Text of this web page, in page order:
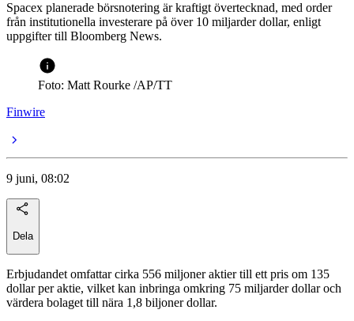
Spacex planerade börsnotering är kraftigt övertecknad, med order
från institutionella investerare på över 10 miljarder dollar, enligt
uppgifter till Bloomberg News.
Foto: Matt Rourke /AP/TT
Finwire
9 juni, 08:02
Dela
Erbjudandet omfattar cirka 556 miljoner aktier till ett pris om 135
dollar per aktie, vilket kan inbringa omkring 75 miljarder dollar och
värdera bolaget till nära 1,8 biljoner dollar.